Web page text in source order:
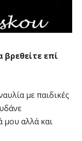
επί
με παιδικές
μου αλλά και